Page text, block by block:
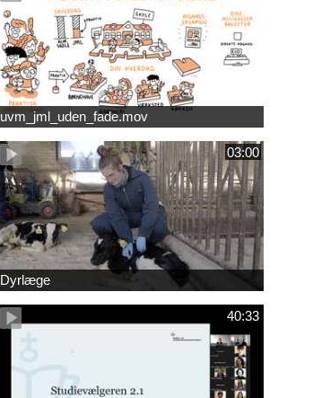
uvm_jml_uden_fade.mov
03:00
Dyrlæge
40:33